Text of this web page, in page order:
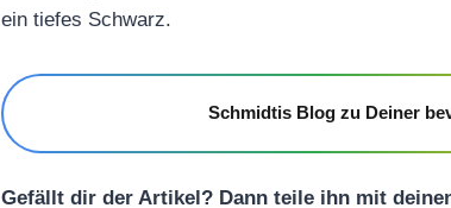
ein tiefes Schwarz.
Schmidtis Blog zu Deiner
Gefällt dir der Artikel? Dann teile ihn mit